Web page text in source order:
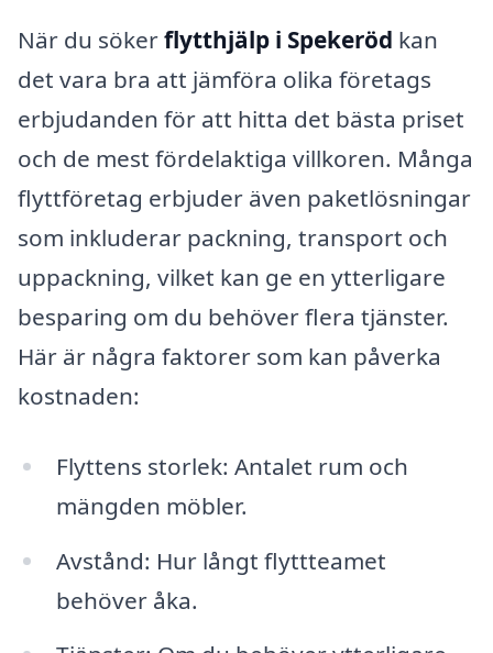
När du sökerflytthjälp i Spekeröd kan
det vara bra att jämföra olika företags
erbjudanden för att hitta det bästa priset
och de mest fördelaktiga villkoren. Många
flyttföretag erbjuder även paketlösningar
som inkluderar packning, transport och
uppackning, vilket kan ge en ytterligare
besparing om du behöver flera tjänster.
Här är några faktorer som kan påverka
kostnaden:
Flyttens storlek: Antalet rum och
mängden möbler.
Avstånd: Hur långt flyttteamet
behöver åka.